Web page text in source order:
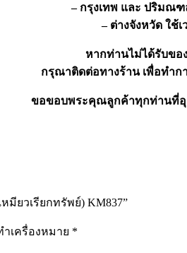
– กรุงเทพ และ ปริมณฑ
– ต่างจังหวัด ใช้
หากท่านไม่ได้รับขอ
กรุณาติดต่อทางร้าน เพื่อทำ
ขอขอบพระคุณลูกค้าทุกท่านที่อุ
ยวเรียกทรัพย์) KM837”
เครื่องหมาย *